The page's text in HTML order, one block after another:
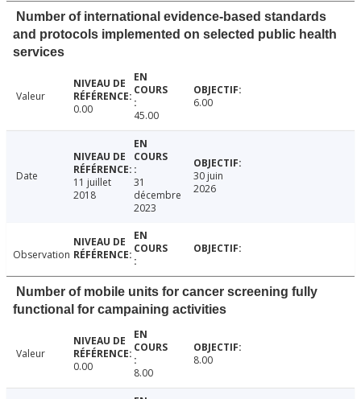
Number of international evidence-based standards
and protocols implemented on selected public health
services
Valeur
0.00
45.00
6.00
Date
11 juillet
2018
31
décembre
2023
30 juin
2026
Observation
Number of mobile units for cancer screening fully
functional for campaining activities
Valeur
0.00
8.00
8.00